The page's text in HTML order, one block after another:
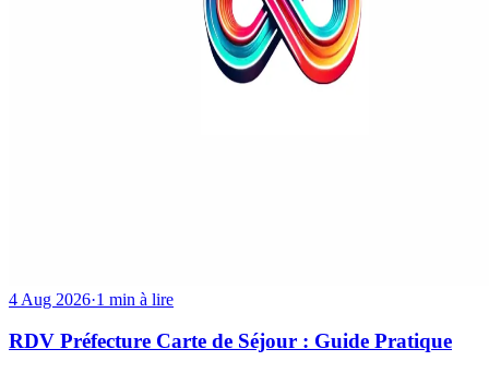
4 Aug 2026·1 min à lire
RDV Préfecture Carte de Séjour : Guide Pratique